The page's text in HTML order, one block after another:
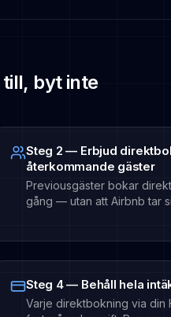
byt inte
Steg 2 — Erbjud
återkommande gäster
Previousgäster bokar
gång — utan att Airbnb tar
Steg 4 — Behåll hela
Varje direktbokning via din